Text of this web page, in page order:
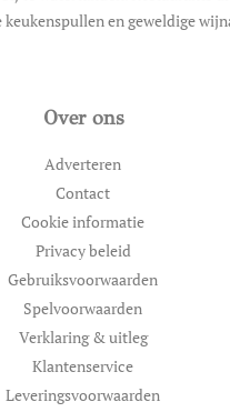
keukenspullen en geweldige
Over ons
Adverteren
Contact
Cookie informatie
Privacy beleid
Gebruiksvoorwaarden
Spelvoorwaarden
Verklaring & uitleg
Klantenservice
Leveringsvoorwaarden